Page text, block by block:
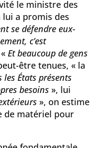
le ministre des
a promis des
se défendre eux-
c’est
Et beaucoup de gens
être tenues, « la
les États présents
besoins», lui
», on estime
de matériel pour